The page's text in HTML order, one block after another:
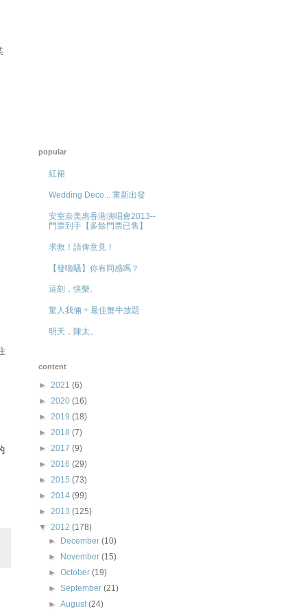
popular
紅裙
Wedding Deco... 重新出發
安室奈美惠香港演唱會2013--
門票到手【多餘門票已售】
求救！請俾意見！
【發嚕騷】你有同感嗎？
這刻，快樂。
驚人我倆 + 最佳蟹牛放題
明天，陳太。
content
► 2021 (6)
► 2020 (16)
► 2019 (18)
► 2018 (7)
► 2017 (9)
► 2016 (29)
► 2015 (73)
► 2014 (99)
► 2013 (125)
▼ 2012 (178)
►
December(10)
►
November(15)
►October(19)
►September(21)
►August(24)